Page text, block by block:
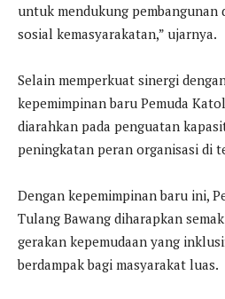
untuk mendukung pembangunan
sosial kemasyarakatan,” ujarnya.
Selain memperkuat sinergi
kepemimpinan baru Pemuda
diarahkan pada penguatan
peningkatan peran organisasi di
Dengan kepemimpinan baru ini,
Tulang Bawang diharapkan
gerakan kepemudaan yang
berdampak bagi masyarakat luas.